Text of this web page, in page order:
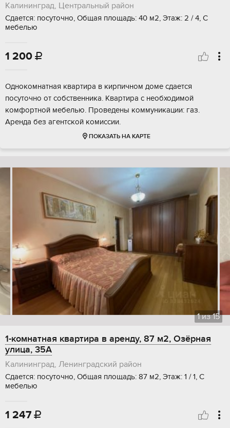
Калининград, Центральный район
Сдается: посуточно, Общая площадь: 40 м2, Этаж: 2 / 4, С
мебелью
1 200 
Однокомнатная квартира в кирпичном доме сдается
посуточно от собственника. Квартира с необходимой
комфортной мебелью. Проведены коммуникации: газ.
Аренда без агентской комиссии.
ПОКАЗАТЬ НА КАРТЕ
1из15
1-комнатная квартира в аренду, 87 м2, Озёрная
улица, 35А
Калининград, Ленинградский район
Сдается: посуточно, Общая площадь: 87 м2, Этаж: 1 / 1, С
мебелью
1 247 